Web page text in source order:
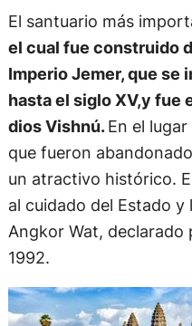
El santuario más
el cual fue construido
Imperio Jemer, que se
hasta el siglo XV,y fue
dios Vishnú.En el
que fueron
un atractivo histórico.
al cuidado del Estado
Angkor Wat,
1992.